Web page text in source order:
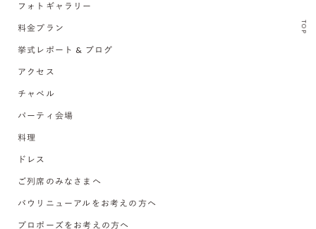
TOP
フォトギャラリー
料金プラン
挙式レポート & ブログ
アクセス
チャペル
パーティ会場
料理
ドレス
ご列席のみなさまへ
バウリニューアルをお考えの方へ
プロポーズをお考えの方へ